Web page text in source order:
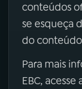
conteúdos
se esqueça
do
Para mais
EBC,